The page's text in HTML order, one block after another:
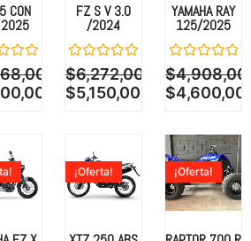
CON FZ S V 3.0
/2024
Valorado
con
0
$6,272,000.00
$5,150,000.00
YAMAHA RAY
125/2025
Valorado
con
0
$
$
¡Oferta! ¡Oferta!